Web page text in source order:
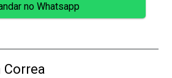
no Whatsapp
Correa